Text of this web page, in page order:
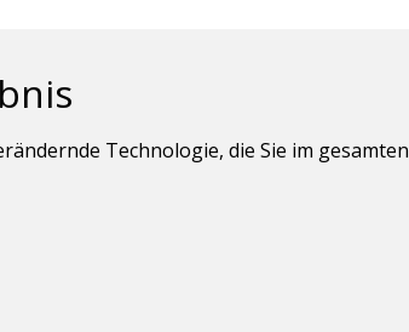
Technologie, die Sie im gesamten